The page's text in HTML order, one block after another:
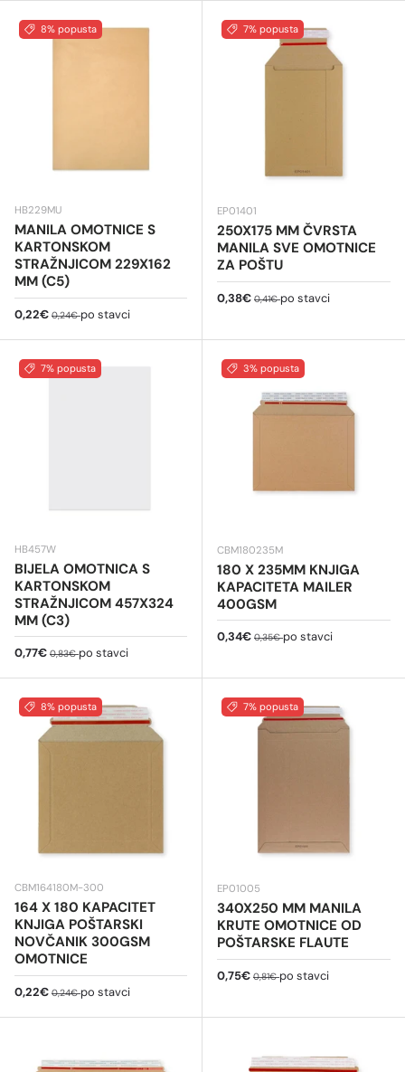
8% popusta
HB229MU
MANILA OMOTNICE S
KARTONSKOM
STRAŽNJICOM 229X162
MM (C5)
Cijena na sniženju
0,22€ Redovna cijena
0,24€po stavci
7% popusta
EP01401
250X175 MM ČVRSTA
MANILA SVE OMOTNICE
ZA POŠTU
Cijena na sniženju
0,38€ Redovna cijena
0,41€po stavci
7% popusta
HB457W
BIJELA OMOTNICA S
KARTONSKOM
STRAŽNJICOM 457X324
MM (C3)
Cijena na sniženju
0,77€ Redovna cijena
0,83€po stavci
3% popusta
CBM180235M
180 X 235MM KNJIGA
KAPACITETA MAILER
400GSM
Cijena na sniženju
0,34€ Redovna cijena
0,35€po stavci
8% popusta
CBM164180M-300
164 X 180 KAPACITET
KNJIGA POŠTARSKI
NOVČANIK 300GSM
OMOTNICE
Cijena na sniženju
0,22€ Redovna cijena
0,24€po stavci
7% popusta
EP01005
340X250 MM MANILA
KRUTE OMOTNICE OD
POŠTARSKE FLAUTE
Cijena na sniženju
0,75€ Redovna cijena
0,81€po stavci